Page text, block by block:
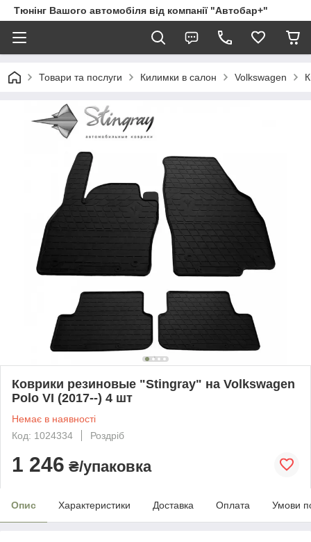
Тюнінг Вашого автомобіля від компанії "Автобар+"
Товари та послуги Килимки в салон Volkswagen
Коврики резиновые "Stingray" на Volkswagen
Polo VI (2017--) 4 шт
Немає в наявності
Код: 1024334
Роздріб
1 246 ₴/упаковка
Опис Характеристики Доставка Оплата Умови